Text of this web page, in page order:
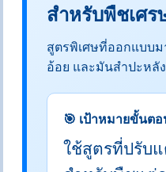
สำหรับพืชเศร
สูตรพิเศษที่ออกแบบ
อ้อย และมันสำปะหลัง
🎯 เป้าหมายขั้นต
ใช้สูตรที่ปรับ